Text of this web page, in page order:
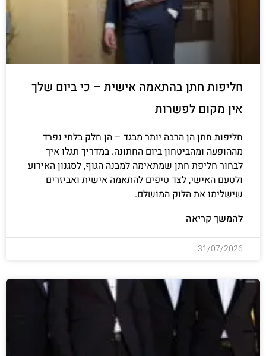
חליפות חתן בהתאמה אישית – כי ביום שלך
אין מקום לפשרות
חליפות חתן הן הרבה יותר מבגד – הן חלק בלתי נפרד
מההופעה ומהביטחון ביום החתונה. במדריך תגלו איך
לבחור חליפת חתן שמתאימה למבנה הגוף, לסגנון האירוע
ולטעם האישי, לצד טיפים להתאמה אישית ואביזרים
שישלימו את הלוק המושלם.
להמשך קריאה
31/07/2026